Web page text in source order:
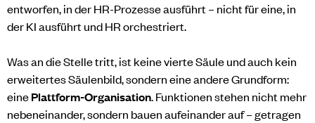
entworfen, in der HR-Prozesse ausführt – nicht für eine, in
der KI ausführt und HR orchestriert.
Was an die Stelle tritt, ist keine vierte Säule und auch kein
erweitertes Säulenbild, sondern eine andere Grundform:
einePlattform-Organisation. Funktionen stehen nicht mehr
nebeneinander, sondern bauen aufeinander auf – getragen